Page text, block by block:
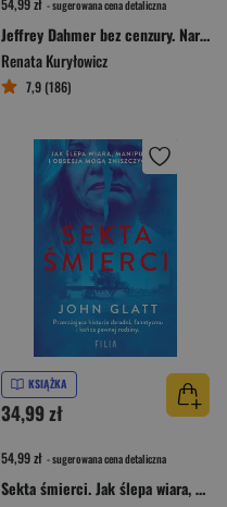
54,99 zł - sugerowana cena detaliczna
Jeffrey Dahmer bez cenzury. Narodziny mordercy i kanibala
Renata Kuryłowicz
7,9 (186)
KSIĄŻKA
34,99 zł
54,99 zł - sugerowana cena detaliczna
Sekta śmierci. Jak ślepa wiara, manipulacja i obsesja mogą zniszczyć życie